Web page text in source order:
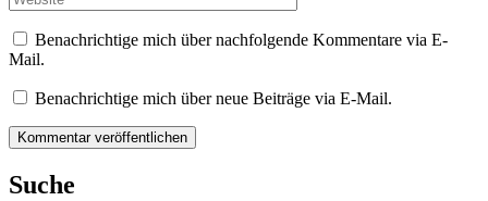
Benachrichtige mich über nachfolgende Kommentare via E-
Mail.
Benachrichtige mich über neue Beiträge via E-Mail.
Suche